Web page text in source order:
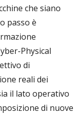
che siano
passo è
Physical
di
reali dei
il lato operativo
di nuove